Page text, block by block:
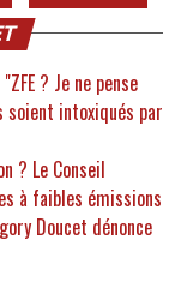
? Je ne pense
soient intoxiqués par
? Le Conseil
à faibles émissions
Doucet dénonce